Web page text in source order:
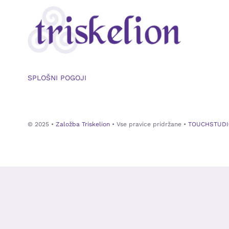
SPLOŠNI POGOJI
© 2025 • Založba Triskelion• Vse pravice pridržane •